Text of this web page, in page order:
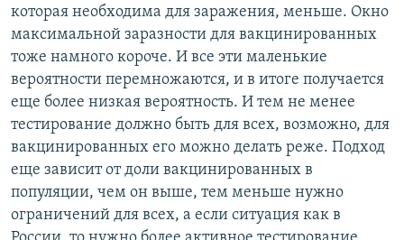
которая необходима для заражения, меньше. Окно
максимальной заразности для вакцинированных
тоже намного короче. И все эти маленькие
вероятности перемножаются, и в итоге получается
еще более низкая вероятность. И тем не менее
тестирование должно быть для всех, возможно, для
вакцинированных его можно делать реже. Подход
еще зависит от доли вакцинированных в
популяции, чем он выше, тем меньше нужно
ограничений для всех, а если ситуация как в